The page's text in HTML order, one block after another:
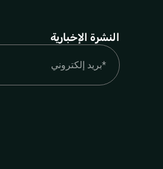
النشرة الإخبارية